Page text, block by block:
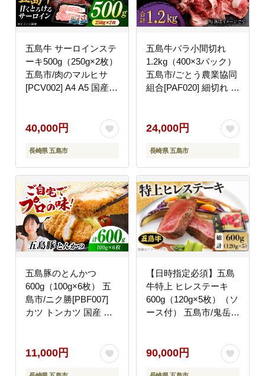
五島牛 サーロインステ
ーキ500g（250g×2枚）
五島市/肉のマルヒサ
[PCV002] A4 A5 国産
40,000円
長崎県 五島市
五島牛バラ小間切れ
1.2kg（400×3パック）
五島市/ごとう農業協同
組合[PAF020] 細切れ 切
牛肉 牛 パック お取り
寄せ 取り寄せ 炒め物
炒めもの
24,000円
長崎県 五島市
五島豚のとんかつ
600g（100g×6枚） 五
島市/ニク勝[PBF007]
カツ トンカツ 国産 豚
11,000円
【日時指定必須】五島
牛特上 ヒレステーキ
600g（120g×5枚）（ソ
ース付） 五島市/鬼岳牧
90,000円